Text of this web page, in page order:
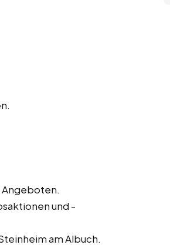
Angeboten.
und -
am Albuch.